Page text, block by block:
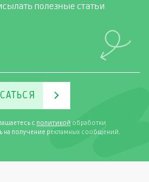
полезные статьи
с политикой обработки
на получение рекламных сообщений.